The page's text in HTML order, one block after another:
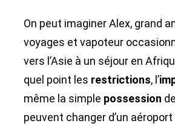
On peut imaginer Alex, grand
voyages et vapoteur
vers l’Asie à un séjour en
quel point les restrictions, l’
même la simple possession
peuvent changer d’un aéroport